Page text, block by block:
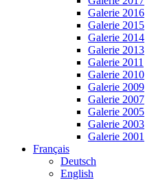
Galerie 2016
Galerie 2015
Galerie 2014
Galerie 2013
Galerie 2011
Galerie 2010
Galerie 2009
Galerie 2007
Galerie 2005
Galerie 2003
Galerie 2001
Français
Deutsch
English